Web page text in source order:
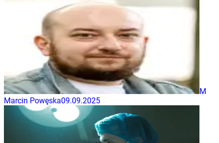
M
Marcin Powęska09.09.2025